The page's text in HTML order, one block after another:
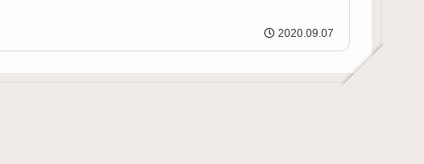
2020.09.07